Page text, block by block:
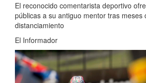
El reconocido comentarista deportivo
públicas a su antiguo mentor tras meses
distanciamiento
El Informador